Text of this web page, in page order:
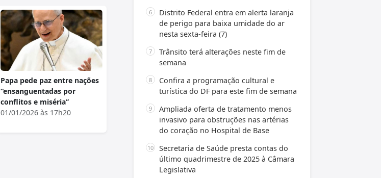
Papa pede paz entre nações
“ensanguentadas por
conflitos e miséria”
01/01/2026 às 17h20
Distrito Federal entra em alerta laranja
de perigo para baixa umidade do ar
nesta sexta-feira (7)
Trânsito terá alterações neste fim de
semana
Confira a programação cultural e
turística do DF para este fim de semana
Ampliada oferta de tratamento menos
invasivo para obstruções nas artérias
do coração no Hospital de Base
Secretaria de Saúde presta contas do
último quadrimestre de 2025 à Câmara
Legislativa